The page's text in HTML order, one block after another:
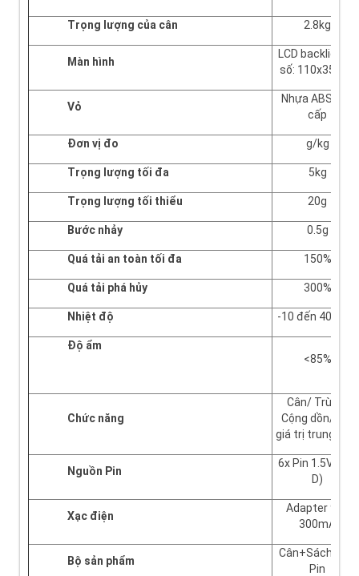
Trọng lượng của cân 2.8kg
Màn hình
LCD backlight 5
số: 110x35mm
Vỏ
Nhựa ABS cao
cấp
Đơn vị đo g/kg
Trọng lượng tối đa 5kg
Trọng lượng tối thiểu 20g
Bước nhảy 0.5g
Quá tải an toàn tối đa 150%
Quá tải phá hủy 300%
Nhiệt độ -10 đến 40 độ C
Độ ẩm
<85%
Chức năng
Cân/ Trừ bì/
Cộng dồn/ Lấy
giá trị trung bình
Nguồn Pin
6x Pin 1.5V ( Cỡ
D)
Xạc điện
Adapter 9V/
300mA
Bộ sản phẩm
Cân+Sách HD+
Pin